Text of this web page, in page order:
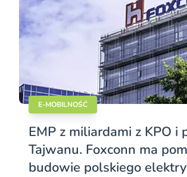
E-MOBILNOŚĆ
EMP z miliardami z KPO i
Tajwanu. Foxconn ma
budowie polskiego